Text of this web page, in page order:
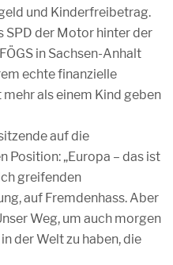
und Kinderfreibetrag.
SPD der Motor hinter der
in Sachsen-Anhalt
echte finanzielle
als einem Kind geben
auf die
Position: „Europa – das ist
greifenden
auf Fremdenhass. Aber
Weg, um auch morgen
der Welt zu haben, die